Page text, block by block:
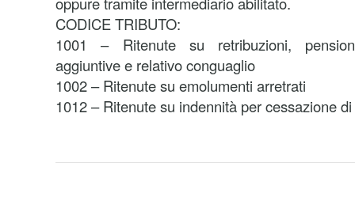
CODICE TRIBUTO:
1001 – Ritenute su retribuzioni,
aggiuntive e relativo conguaglio
1002 – Ritenute su emolumenti arretrati
1012 – Ritenute su indennità per cessazione